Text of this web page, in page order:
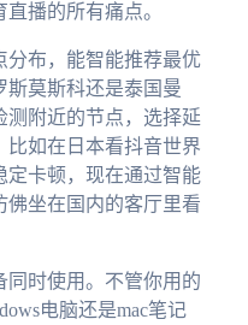
播的所有痛点。
分布，能智能推荐最优
斯莫斯科还是泰国曼
测附近的节点，选择延
比如在日本看抖音世界
定卡顿，现在通过智能
佛坐在国内的客厅里看
同时使用。不管你用的
电脑还是mac笔记